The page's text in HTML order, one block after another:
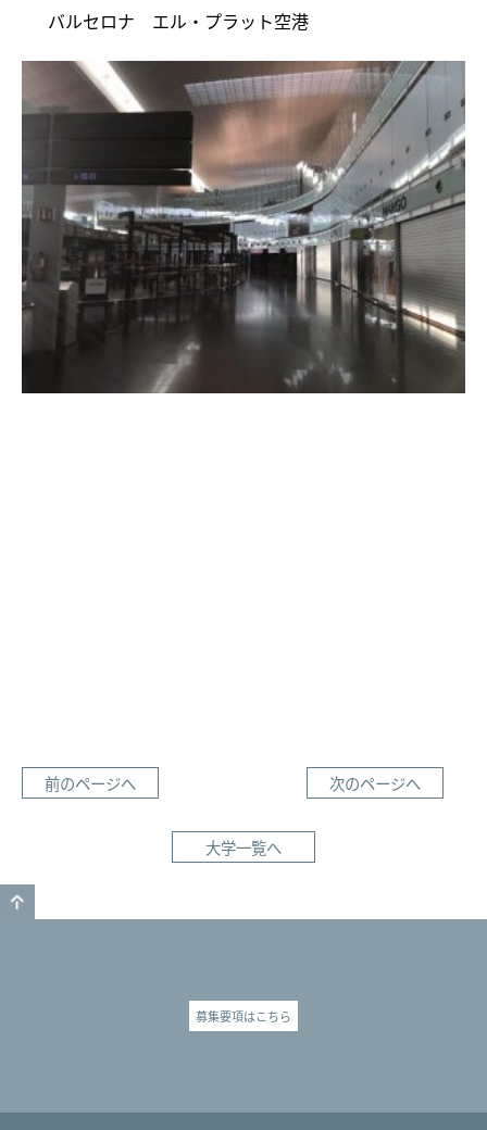
バルセロナ エル・プラット空港
前のページへ 次のページへ
大学一覧へ
募集要項はこちら